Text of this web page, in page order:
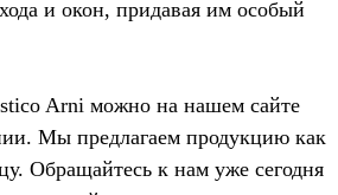
и окон, придавая им особый
Arni можно на нашем сайте
Мы предлагаем продукцию как
Обращайтесь к нам уже сегодня